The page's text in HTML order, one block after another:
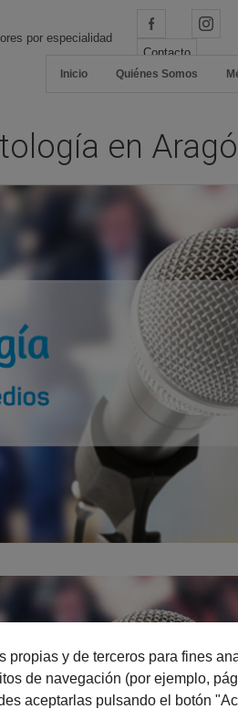
por especialidad
Contacto
Inicio Quiénes Somos
en
propias y de terceros para fines
de navegación (por ejemplo,
aceptarlas pulsando el botón